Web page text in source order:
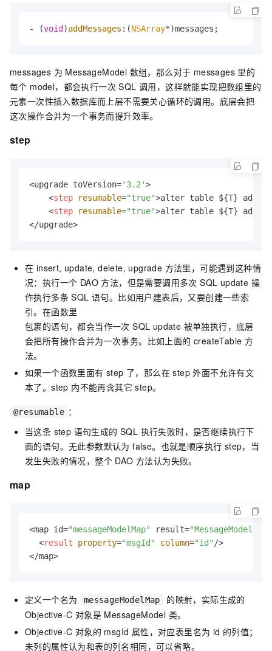
- (void )addMessages :(NSArray*)messages;
messages 为 MessageModel 数组，那么对于 messages 里的
每个 model，都会执行一次 SQL 调用，这样就能实现把数组里的
元素一次性插入数据库而上层不需要关心循环的调用。底层会把
这次操作合并为一个事务而提升效率。
step
<upgrade toVersion='3.2'>
<step resumable="true">alter table ${T} add
<step resumable="true">alter table ${T} add
</upgrade>
在 insert, update, delete, upgrade 方法里，可能遇到这种情
况：执行一个 DAO 方法，但是需要调用多次 SQL update 操
作执行多条 SQL 语句。比如用户建表后，又要创建一些索
引。在函数里
包裹的语句，都会当作一次 SQL update 被单独执行，底层
会把所有操作合并为一次事务。比如上面的 createTable 方
法。
如果一个函数里面有 step 了，那么在 step 外面不允许有文
本了。step 内不能再含其它 step。
@resumable ：
当这条 step 语句生成的 SQL 执行失败时，是否继续执行下
面的语句。无此参数默认为 false。也就是顺序执行 step，当
发生失败的情况，整个 DAO 方法认为失败。
map
<map id="messageModelMap" result="MessageModel"
<result property="msgId" column="id" />
</map>
定义一个名为 messageModelMap
的映射，实际生成的
Objective-C 对象是 MessageModel 类。
Objective-C 对象的 msgId 属性，对应表里名为 id 的列值；
未列的属性认为和表的列名相同，可以省略。